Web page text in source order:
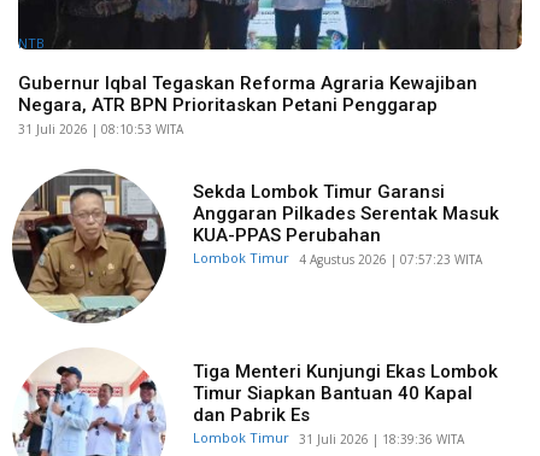
NTB
Gubernur Iqbal Tegaskan Reforma Agraria Kewajiban
Negara, ATR BPN Prioritaskan Petani Penggarap
​31 Juli 2026 | 08:10:53 WITA
Sekda Lombok Timur Garansi
Anggaran Pilkades Serentak Masuk
KUA-PPAS Perubahan
Lombok Timur ​4 Agustus 2026 | 07:57:23 WITA
Tiga Menteri Kunjungi Ekas Lombok
Timur Siapkan Bantuan 40 Kapal
dan Pabrik Es
Lombok Timur ​31 Juli 2026 | 18:39:36 WITA